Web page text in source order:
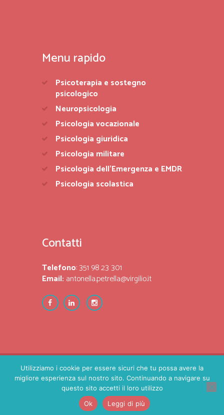
Menu rapido
Psicoterapia e sostegno
psicologico
Neuropsicologia
Psicologia vocazionale
Psicologia giuridica
Psicologia militare
Psicologia dell’Emergenza e EMDR
Psicologia scolastica
Contatti
Telefono: 351 98 23 301
Email: antonella.petrella@virgilio.it
Partita Iva 00286548888 - www.antonellapetrella.it
realizzato daAlessandro Mignogna
Utilizziamo i cookie per essere sicuri che tu possa avere la
migliore esperienza sul nostro sito. Continuando a navigare su
questo sito accetti il loro utilizzo
Ok
Leggi di più